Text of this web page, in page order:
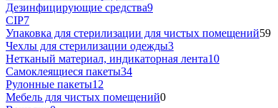
Дезинфицирующие средства9
CIP7
Упаковка для стерилизации для чистых помещений59
Чехлы для стерилизации одежды3
Нетканый материал, индикаторная лента10
Самоклеящиеся пакеты34
Рулонные пакеты12
Мебель для чистых помещений0